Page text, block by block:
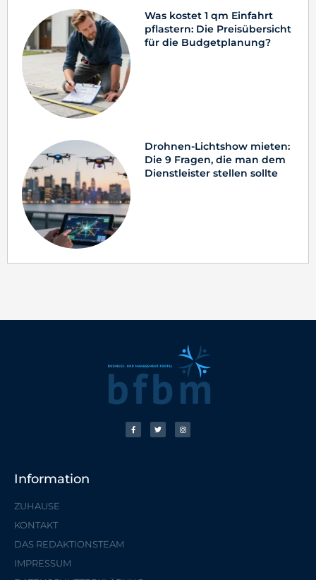
Was kostet 1 qm Einfahrt
pflastern: Die Preisübersicht
für die Budgetplanung?
Drohnen-Lichtshow mieten:
Die 9 Fragen, die man dem
Dienstleister stellen sollte
Information
ZUHAUSE
KONTAKT
DAS REDAKTIONSTEAM
IMPRESSUM